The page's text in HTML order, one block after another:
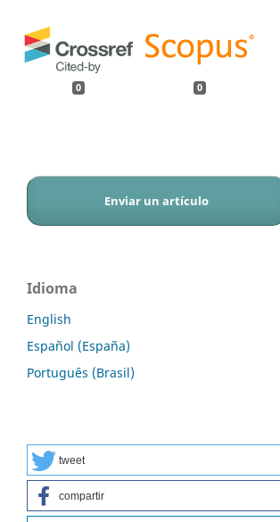
0 0
Enviar un artículo
Idioma
English
Español (España)
Português (Brasil)
tweet
compartir